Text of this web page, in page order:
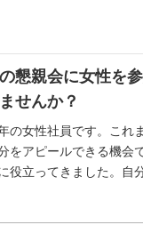
懇親会に女性を
せんか？
の女性社員です。これ
をアピールできる機会
役立ってきました。自